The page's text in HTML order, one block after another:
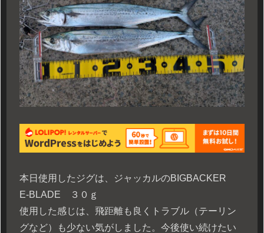
本日使用したジグは、ジャッカルのBIGBACKER
E-BLADE ３０ｇ
使用した感じは、飛距離も良くトラブル（テーリン
グなど）も少ない気がしました。今後使い続けたい